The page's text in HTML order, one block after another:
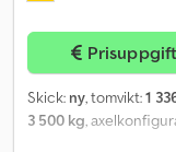
Skick: ny, tomvikt:1
3 500 kg,